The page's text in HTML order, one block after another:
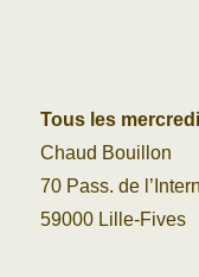
Tous les
Chaud Bouillon
70 Pass. de
59000 Lille-Fives